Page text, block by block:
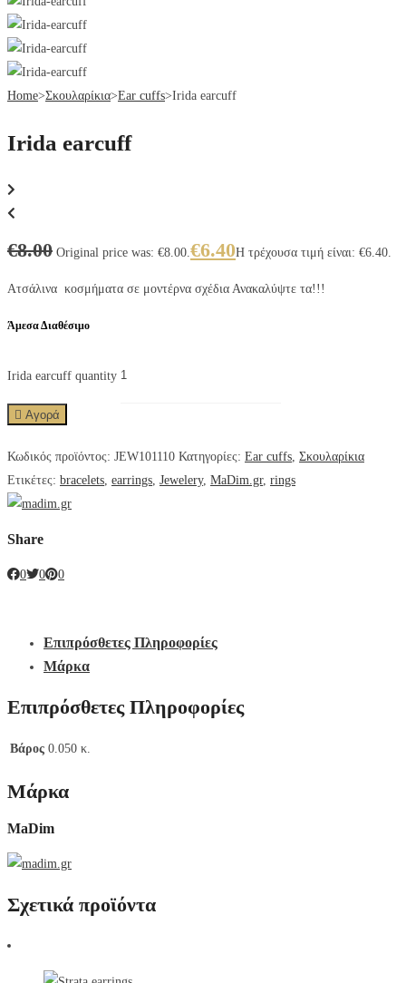
Home>Σκουλαρίκια>Ear cuffs>Irida earcuff
Irida earcuff
€8.00 Original price was: €8.00. €6.40Η τρέχουσα τιμή είναι: €6.40.
Ατσάλινα κοσμήματα σε μοντέρνα σχέδια Ανακαλύψτε τα!!!
Άμεσα Διαθέσιμο
Irida earcuff quantity
Αγορά
Κωδικός προϊόντος: JEW101110 Κατηγορίες: Ear cuffs Σκουλαρίκια
Ετικέτες: bracelets earrings Jewelery, MaDim.gr, rings
Share
0 0 0
Επιπρόσθετες Πληροφορίες
Μάρκα
Επιπρόσθετες Πληροφορίες
Βάρος 0.050 κ.
Μάρκα
MaDim
Σχετικά προϊόντα